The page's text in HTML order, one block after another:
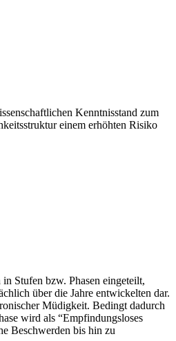
Kenntnisstand zum
einem erhöhten Risiko
Stufen bzw. Phasen eingeteilt,
über die Jahre entwickelten dar.
Müdigkeit. Bedingt dadurch
wird als “Empfindungsloses
Beschwerden bis hin zu